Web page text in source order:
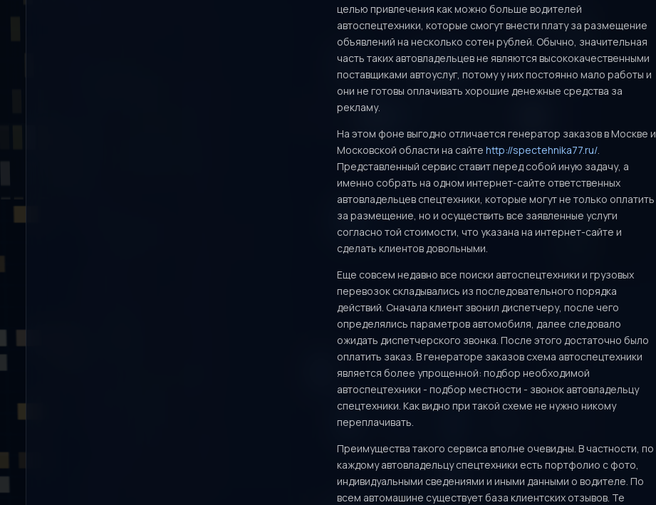
целью привлечения как можно больше водителей
автоспецтехники, которые смогут внести плату за размещение
объявлений на несколько сотен рублей. Обычно, значительная
часть таких автовладельцев не являются высококачественными
поставщиками автоуслуг, потому у них постоянно мало работы и
они не готовы оплачивать хорошие денежные средства за
рекламу.
На этом фоне выгодно отличается генератор заказов в Москве и
Московской области на сайте http://spectehnika77.ru/.
Представленный сервис ставит перед собой иную задачу, а
именно собрать на одном интернет-сайте ответственных
автовладельцев спецтехники, которые могут не только оплатить
за размещение, но и осуществить все заявленные услуги
согласно той стоимости, что указана на интернет-сайте и
сделать клиентов довольными.
Еще совсем недавно все поиски автоспецтехники и грузовых
перевозок складывались из последовательного порядка
действий. Сначала клиент звонил диспетчеру, после чего
определялись параметров автомобиля, далее следовало
ожидать диспетчерского звонка. После этого достаточно было
оплатить заказ. В генераторе заказов схема автоспецтехники
является более упрощенной: подбор необходимой
автоспецтехники - подбор местности - звонок автовладельцу
спецтехники. Как видно при такой схеме не нужно никому
переплачивать.
Преимущества такого сервиса вполне очевидны. В частности, по
каждому автовладельцу спецтехники есть портфолио с фото,
индивидуальными сведениями и иными данными о водителе. По
всем автомашине существует база клиентских отзывов. Те